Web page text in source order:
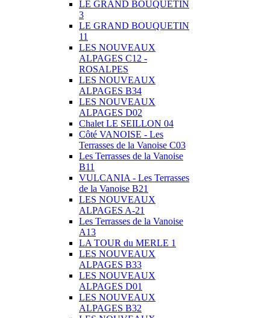
LE GRAND BOUQUETIN
3
LE GRAND BOUQUETIN
11
LES NOUVEAUX
ALPAGES C12 -
ROSALPES
LES NOUVEAUX
ALPAGES B34
LES NOUVEAUX
ALPAGES D02
Chalet LE SEILLON 04
Côté VANOISE - Les
Terrasses de la Vanoise C03
Les Terrasses de la Vanoise
B11
VULCANIA - Les Terrasses
de la Vanoise B21
LES NOUVEAUX
ALPAGES A-21
Les Terrasses de la Vanoise
A13
LA TOUR du MERLE 1
LES NOUVEAUX
ALPAGES B33
LES NOUVEAUX
ALPAGES D01
LES NOUVEAUX
ALPAGES B32